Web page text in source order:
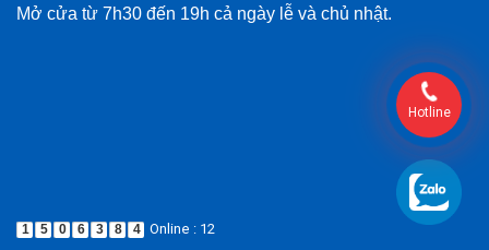
Mở cửa từ 7h30 đến 19h cả ngày lễ và chủ nhật.
1 5 0 6 3 8 4
Online : 12
Hotline